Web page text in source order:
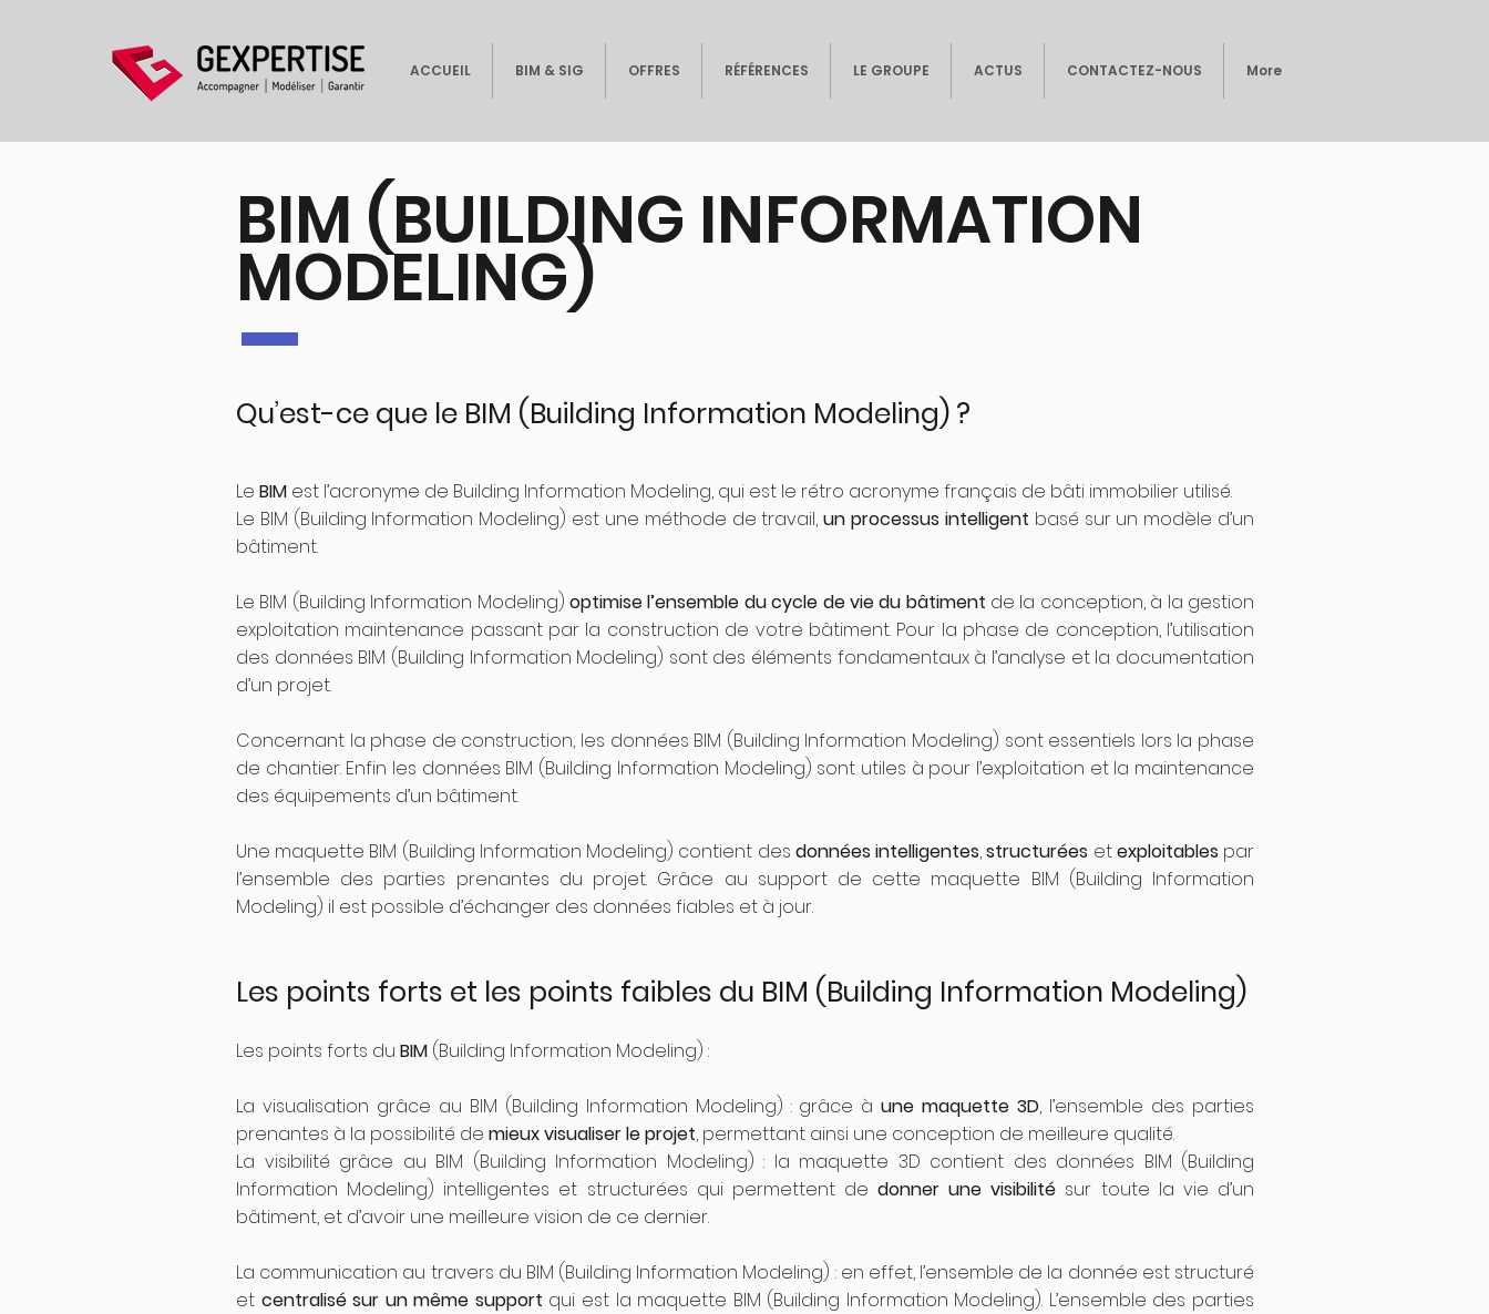
ACCUEIL BIM & SIG OFFRES RÉFÉRENCES LE GROUPE ACTUS CONTACTEZ-NOUS More
BIM (BUILDING INFORMATION
MODELING)
Qu’est-ce que le BIM (Building Information Modeling) ?
Le BIM est l’acronyme de Building Information Modeling, qui est le rétro acronyme français de bâti immobilier utilisé.
Le BIM (Building Information Modeling) est une méthode de travail,un processus intelligent basé sur un modèle d’un
bâtiment.
Le BIM (Building Information Modeling) optimise l’ensemble du cycle de vie du bâtiment de la conception, à la gestion
exploitation maintenance passant par la construction de votre bâtiment. Pour la phase de conception, l’utilisation
des données BIM (Building Information Modeling) sont des éléments fondamentaux à l’analyse et la documentation
d’un projet.
Concernant la phase de construction, les données BIM (Building Information Modeling) sont essentiels lors la phase
de chantier. Enfin les données BIM (Building Information Modeling) sont utiles à pour l’exploitation et la maintenance
des équipements d’un bâtiment.
Une maquette BIM (Building Information Modeling) contient des données intelligentes,structurées etexploitables par
l’ensemble des parties prenantes du projet. Grâce au support de cette maquette BIM (Building Information
Modeling) il est possible d’échanger des données fiables et à jour.
Les points forts et les points faibles du BIM (Building Information Modeling)
Les points forts du BIM (Building Information Modeling) :
La visualisation grâce au BIM (Building Information Modeling) : grâce àune maquette 3D, l’ensemble des parties
prenantes à la possibilité de mieux visualiser le projet, permettant ainsi une conception de meilleure qualité.
La visibilité grâce au BIM (Building Information Modeling) : la maquette 3D contient des données BIM (Building
Information Modeling) intelligentes et structurées qui permettent dedonner une visibilité sur toute la vie d’un
bâtiment, et d’avoir une meilleure vision de ce dernier.
La communication au travers du BIM (Building Information Modeling) : en effet, l’ensemble de la donnée est structuré
et centralisé sur un même support qui est la maquette BIM (Building Information Modeling). L’ensemble des parties